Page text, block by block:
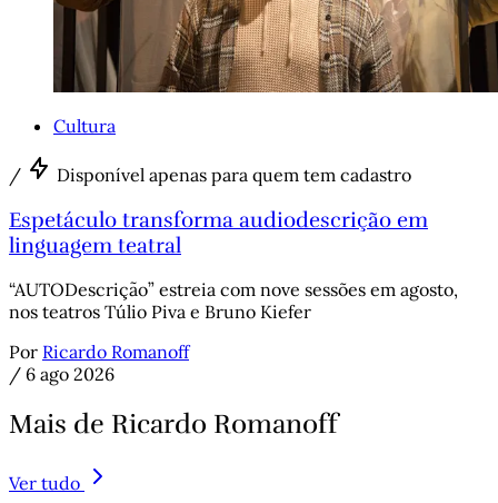
Cultura
/ Disponível apenas para quem tem cadastro
Espetáculo transforma audiodescrição em
linguagem teatral
“AUTODescrição” estreia com nove sessões em agosto,
nos teatros Túlio Piva e Bruno Kiefer
Por Ricardo Romanoff
/ 6 ago 2026
Mais de Ricardo Romanoff
Ver tudo